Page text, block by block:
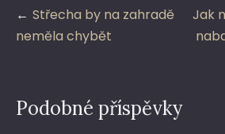
Navigace
pro
Střecha by na zahradě
neměla chybět
Jak
Podobné příspěvky